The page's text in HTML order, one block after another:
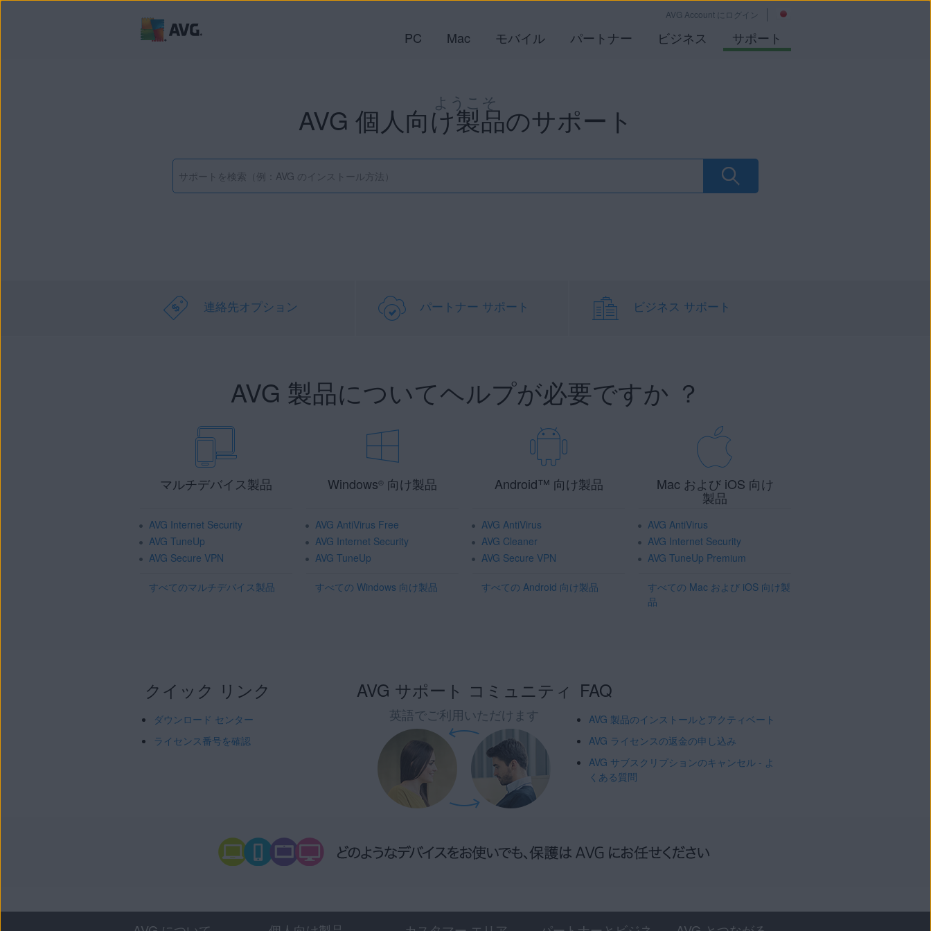
AVG Account にログイン
PC Mac モバイル パートナー ビジネス サポート
ようこそ
AVG 個人向け製品のサポート
連絡先オプション パートナー サポート ビジネス サポート
AVG 製品についてヘルプが必要ですか ？
マルチデバイス製品
AVG Internet Security
AVG TuneUp
AVG Secure VPN
すべてのマルチデバイス製品
Windows® 向け製品
AVG AntiVirus Free
AVG Internet Security
AVG TuneUp
すべての Windows 向け製品
Android™ 向け製品
AVG AntiVirus
AVG Cleaner
AVG Secure VPN
すべての Android 向け製品
Mac および iOS 向け
製品
AVG AntiVirus
AVG Internet Security
AVG TuneUp Premium
すべての Mac および iOS 向け製
品
クイック リンク
ダウンロード センター
ライセンス番号を確認
AVG サポート コミュニティ
英語でご利用いただけます
FAQ
AVG 製品のインストールとアクティベート
AVG ライセンスの返金の申し込み
AVG サブスクリプションのキャンセル - よ
くある質問